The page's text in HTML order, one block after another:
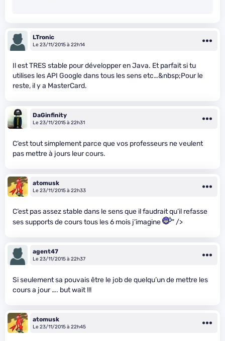
LTronic
Le 23/11/2015 à 22h14
Il est TRES stable pour développer en Java. Et parfait si tu
utilises les API Google dans tous les sens etc…&nbsp;Pour le
reste, il y a MasterCard.
DaGinfinity
Le 23/11/2015 à 22h31
C’est tout simplement parce que vos professeurs ne veulent
pas mettre à jours leur cours.
atomusk
Le 23/11/2015 à 22h33
C’est pas assez stable dans le sens que il faudrait qu’il refasse
ses supports de cours tous les 6 mois j’imagine
" />
agent47
Le 23/11/2015 à 22h37
Si seulement sa pouvais être le job de quelqu’un de mettre les
cours a jour …. but wait !!!
atomusk
Le 23/11/2015 à 22h45